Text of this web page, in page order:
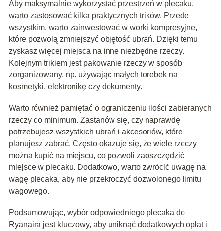
Aby maksymalnie wykorzystać przestrzeń w plecaku,
warto zastosować kilka praktycznych trików. Przede
wszystkim, warto zainwestować w worki kompresyjne,
które pozwolą zmniejszyć objętość ubrań. Dzięki temu
zyskasz więcej miejsca na inne niezbędne rzeczy.
Kolejnym trikiem jest pakowanie rzeczy w sposób
zorganizowany, np. używając małych torebek na
kosmetyki, elektronikę czy dokumenty.
Warto również pamiętać o ograniczeniu ilości zabieranych
rzeczy do minimum. Zastanów się, czy naprawdę
potrzebujesz wszystkich ubrań i akcesoriów, które
planujesz zabrać. Często okazuje się, że wiele rzeczy
można kupić na miejscu, co pozwoli zaoszczędzić
miejsce w plecaku. Dodatkowo, warto zwrócić uwagę na
wagę plecaka, aby nie przekroczyć dozwolonego limitu
wagowego.
Podsumowując, wybór odpowiedniego plecaka do
Ryanaira jest kluczowy, aby uniknąć dodatkowych opłat i